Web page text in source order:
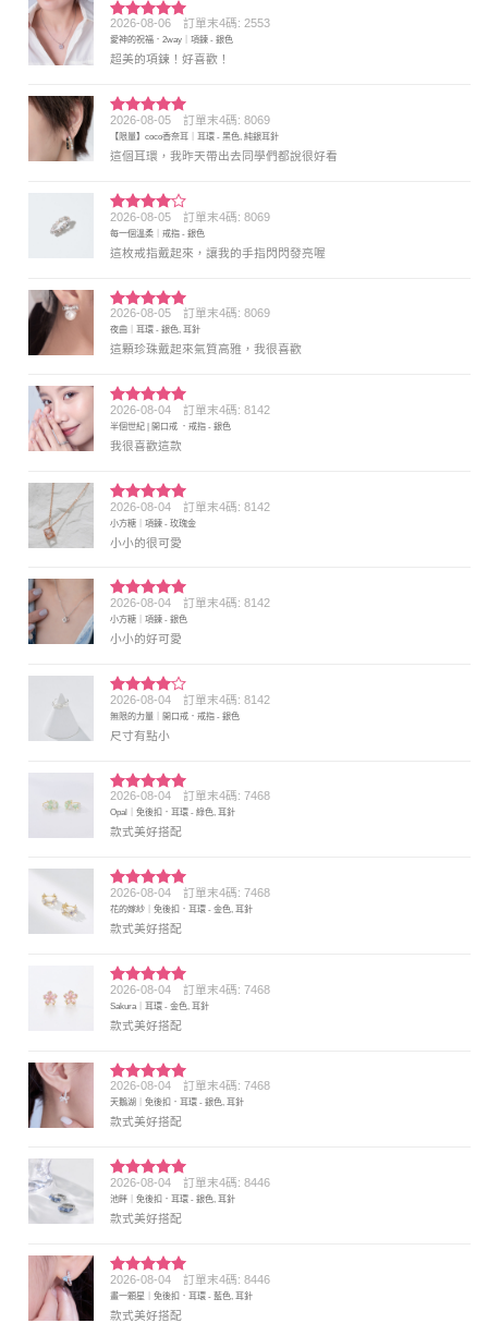
評分5 滿
分 5
2026-08-06 訂單末4碼: 2553
愛神的祝福．2way｜項鍊 - 銀色
超美的項鍊！好喜歡！
評分5 滿
分 5
2026-08-05 訂單末4碼: 8069
【限量】coco香奈耳｜耳環 - 黑色, 純銀耳針
這個耳環，我昨天帶出去同學們都說很好看
評分4
滿分 5
2026-08-05 訂單末4碼: 8069
每一個溫柔｜戒指 - 銀色
這枚戒指戴起來，讓我的手指閃閃發亮喔
評分5 滿
分 5
2026-08-05 訂單末4碼: 8069
夜曲｜耳環 - 銀色, 耳針
這顆珍珠戴起來氣質高雅，我很喜歡
評分5 滿
分 5
2026-08-04 訂單末4碼: 8142
半個世紀 | 開口戒 ．戒指 - 銀色
我很喜歡這款
評分5滿
分 5
2026-08-04 訂單末4碼: 8142
小方糖｜項鍊 - 玫瑰金
小小的很可愛
評分5 滿
分 5
2026-08-04 訂單末4碼: 8142
小方糖｜項鍊 - 銀色
小小的好可愛
評分4
滿分 5
2026-08-04 訂單末4碼: 8142
無限的力量｜開口戒．戒指 - 銀色
尺寸有點小
評分5 滿
分 5
2026-08-04 訂單末4碼: 7468
Opal｜免後扣．耳環 - 綠色, 耳針
款式美好搭配
評分5 滿
分 5
2026-08-04 訂單末4碼: 7468
花的嫁紗｜免後扣．耳環 - 金色, 耳針
款式美好搭配
評分5滿
分 5
2026-08-04 訂單末4碼: 7468
Sakura｜耳環 - 金色, 耳針
款式美好搭配
評分5 滿
分 5
2026-08-04 訂單末4碼: 7468
天鵝湖｜免後扣．耳環 - 銀色, 耳針
款式美好搭配
評分5 滿
分 5
2026-08-04 訂單末4碼: 8446
池畔｜免後扣．耳環 - 銀色, 耳針
款式美好搭配
評分5滿
分 5
2026-08-04 訂單末4碼: 8446
畫一顆星｜免後扣．耳環 - 藍色, 耳針
款式美好搭配